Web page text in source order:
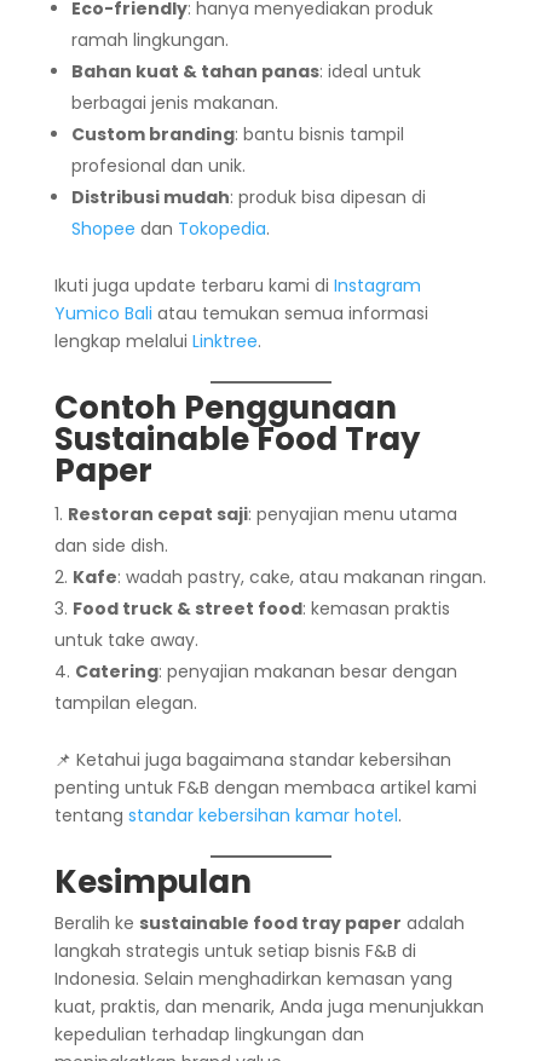
Eco-friendly: hanya menyediakan produk
ramah lingkungan.
Bahan kuat & tahan panas: ideal untuk
berbagai jenis makanan.
Custom branding: bantu bisnis tampil
profesional dan unik.
Distribusi mudah: produk bisa dipesan di
Shopee dan Tokopedia.
Ikuti juga update terbaru kami di Instagram
Yumico Bali atau temukan semua informasi
lengkap melalui Linktree.
Contoh Penggunaan
Sustainable Food Tray
Paper
Restoran cepat saji: penyajian menu utama
dan side dish.
Kafe: wadah pastry, cake, atau makanan ringan.
Food truck & street food: kemasan praktis
untuk take away.
Catering: penyajian makanan besar dengan
tampilan elegan.
📌 Ketahui juga bagaimana standar kebersihan
penting untuk F&B dengan membaca artikel kami
tentang standar kebersihan kamar hotel.
Kesimpulan
Beralih ke sustainable food tray paper adalah
langkah strategis untuk setiap bisnis F&B di
Indonesia. Selain menghadirkan kemasan yang
kuat, praktis, dan menarik, Anda juga menunjukkan
kepedulian terhadap lingkungan dan